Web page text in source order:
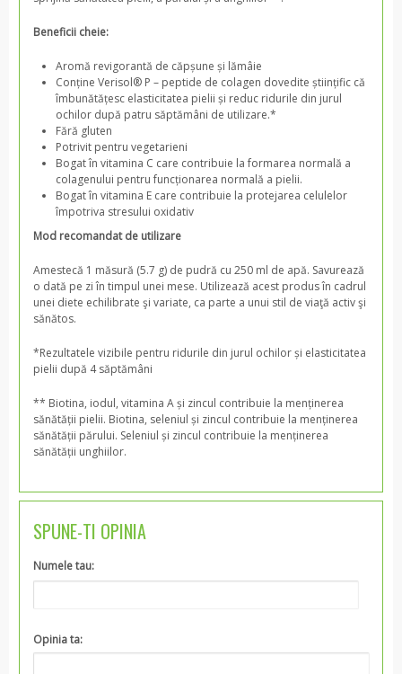
Beneficii cheie:
Aromă revigorantă de căpșune și lămâie
Conține Verisol® P – peptide de colagen dovedite științific că
îmbunătățesc elasticitatea pielii și reduc ridurile din jurul
ochilor după patru săptămâni de utilizare.*
Fără gluten
Potrivit pentru vegetarieni
Bogat în vitamina C care contribuie la formarea normală a
colagenului pentru funcționarea normală a pielii.
Bogat în vitamina E care contribuie la protejarea celulelor
împotriva stresului oxidativ
Mod recomandat de utilizare
Amestecă 1 măsură (5.7 g) de pudră cu 250 ml de apă. Savurează
o dată pe zi în timpul unei mese. Utilizează acest produs în cadrul
unei diete echilibrate şi variate, ca parte a unui stil de viaţă activ şi
sănătos.
*Rezultatele vizibile pentru ridurile din jurul ochilor și elasticitatea
pielii după 4 săptămâni
** Biotina, iodul, vitamina A și zincul contribuie la menținerea
sănătății pielii. Biotina, seleniul și zincul contribuie la menținerea
sănătății părului. Seleniul și zincul contribuie la menținerea
sănătății unghiilor.
SPUNE-TI OPINIA
Numele tau:
Opinia ta: